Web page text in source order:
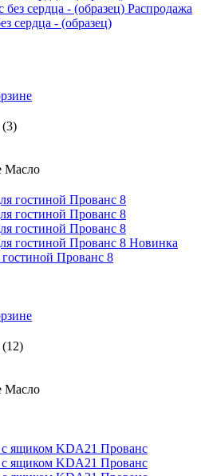
Распродажа
сердца - (образец)
Масло
Новинка
Прованс 8
Масло